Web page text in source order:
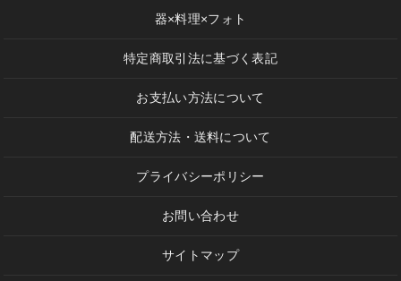
器×料理×フォト
特定商取引法に基づく表記
お支払い方法について
配送方法・送料について
プライバシーポリシー
お問い合わせ
サイトマップ